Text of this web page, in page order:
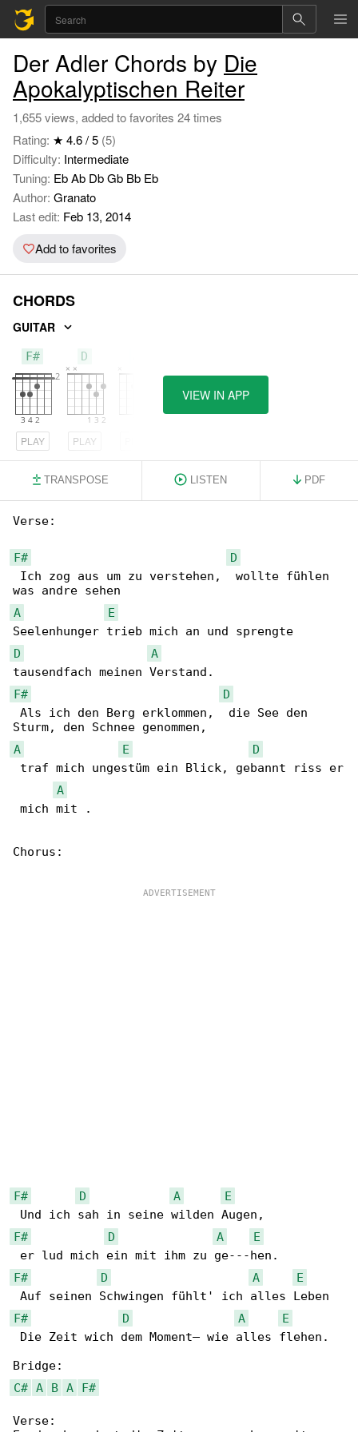
Der Adler Chords by Die
Apokalyptischen Reiter
1,655 views, added to favorites 24 times
Rating: ★ 4.6 / 5 (5)
Difficulty: Intermediate
Tuning: Eb Ab Db Gb Bb Eb
Author: Granato
Last edit: Feb 13, 2014
Add to favorites
CHORDS
GUITAR
F#
PLAY
D
PLAY
VIEW IN APP
TRANSPOSE LISTEN PDF
Verse:
F#
D
Ich zog aus um zu verstehen,  wollte fühlen
A
E
D
A
F#
D
Als ich den Berg erklommen,  die See den
A
E
D
traf mich ungestüm ein Blick, gebannt riss er
A
mich mit .
Chorus:
F# D A
E
F#
D A
E
F#
D A
E
F#
D A
E
Die Zeit wich dem Moment– wie alles flehen.
C# A B A F#
Verse: